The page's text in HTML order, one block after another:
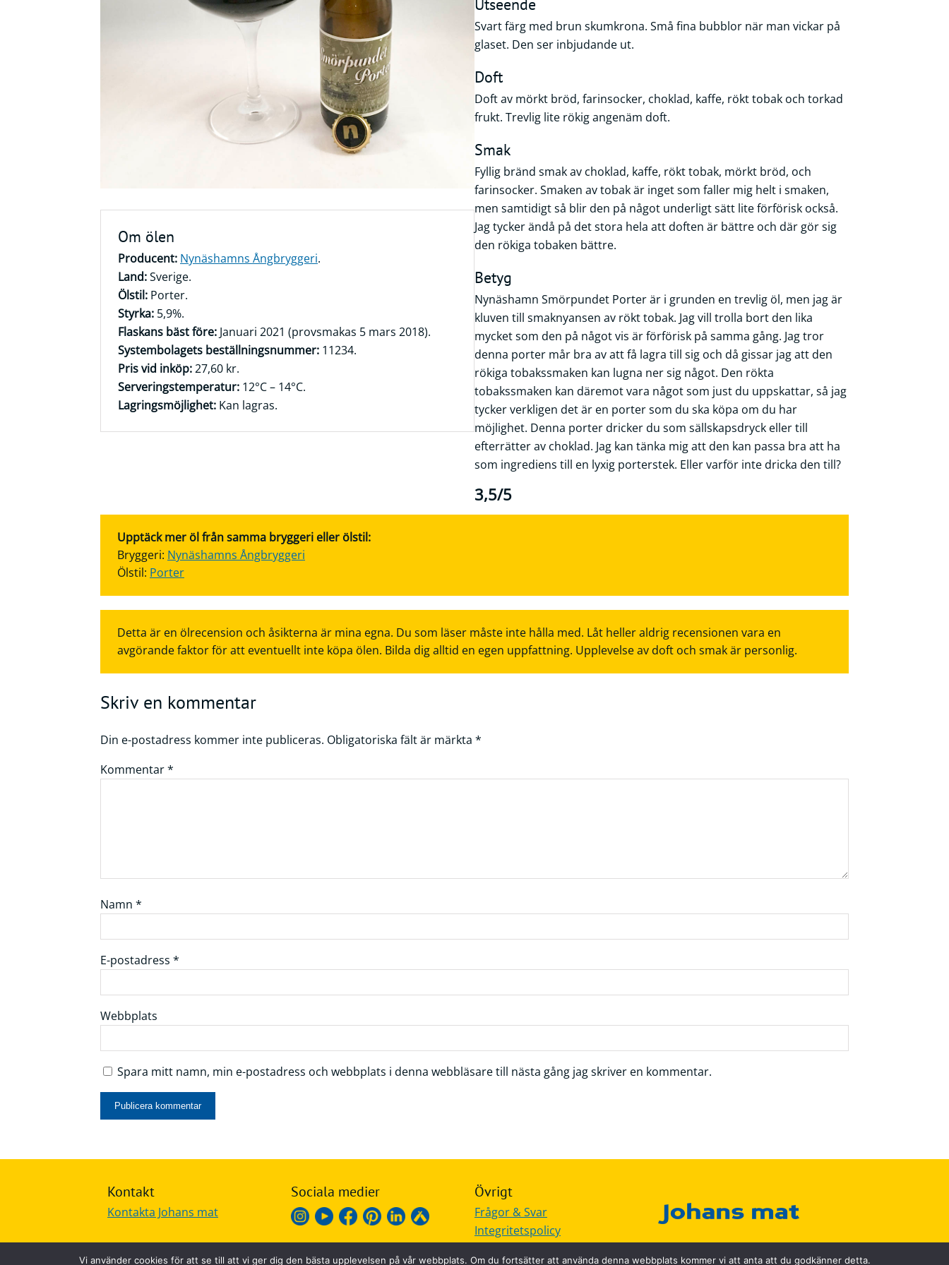
Om ölen
Producent: Nynäshamns Ångbryggeri.
Land:Sverige.
Ölstil: Porter.
Styrka: 5,9%.
Flaskans bäst före: Januari 2021 (provsmakas 5 mars 2018).
Systembolagets beställningsnummer: 11234.
Pris vid inköp:27,60 kr.
Serveringstemperatur: 12°C – 14°C.
Lagringsmöjlighet: Kan lagras.
Utseende
Svart färg med brun skumkrona. Små fina bubblor när man vickar på
glaset. Den ser inbjudande ut.
Doft
Doft av mörkt bröd, farinsocker, choklad, kaffe, rökt tobak och torkad
frukt. Trevlig lite rökig angenäm doft.
Smak
Fyllig bränd smak av choklad, kaffe, rökt tobak, mörkt bröd, och
farinsocker. Smaken av tobak är inget som faller mig helt i smaken,
men samtidigt så blir den på något underligt sätt lite förförisk också.
Jag tycker ändå på det stora hela att doften är bättre och där gör sig
den rökiga tobaken bättre.
Betyg
Nynäshamn Smörpundet Porter är i grunden en trevlig öl, men jag är
kluven till smaknyansen av rökt tobak. Jag vill trolla bort den lika
mycket som den på något vis är förförisk på samma gång. Jag tror
denna porter mår bra av att få lagra till sig och då gissar jag att den
rökiga tobakssmaken kan lugna ner sig något. Den rökta
tobakssmaken kan däremot vara något som just du uppskattar, så jag
tycker verkligen det är en porter som du ska köpa om du har
möjlighet. Denna porter dricker du som sällskapsdryck eller till
efterrätter av choklad. Jag kan tänka mig att den kan passa bra att ha
som ingrediens till en lyxig porterstek. Eller varför inte dricka den till?
3,5/5
Upptäck mer öl från samma bryggeri eller ölstil:
Bryggeri: Nynäshamns Ångbryggeri
Ölstil: Porter
Detta är en ölrecension och åsikterna är mina egna. Du som läser måste inte hålla med. Låt heller aldrig recensionen vara en
avgörande faktor för att eventuellt inte köpa ölen. Bilda dig alltid en egen uppfattning. Upplevelse av doft och smak är personlig.
Skriv en kommentar
Din e-postadress kommer inte publiceras. Obligatoriska fält är märkta *
Kommentar*
Namn *
E-postadress *
Webbplats
Spara mitt namn, min e-postadress och webbplats i denna webbläsare till nästa gång jag skriver en kommentar.
Kontakt
Kontakta Johans mat
Sociala medier Övrigt
Frågor & Svar
Integritetspolicy
Vi använder cookies för att se till att vi ger dig den bästa upplevelsen på vår webbplats. Om du fortsätter att använda denna webbplats kommer vi att anta att du godkänner detta.